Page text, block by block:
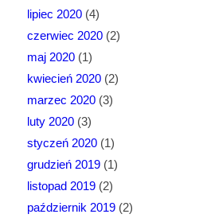
lipiec 2020(4)
czerwiec 2020(2)
maj 2020(1)
kwiecień 2020(2)
marzec 2020(3)
luty 2020(3)
styczeń 2020(1)
grudzień 2019(1)
listopad 2019(2)
październik 2019(2)